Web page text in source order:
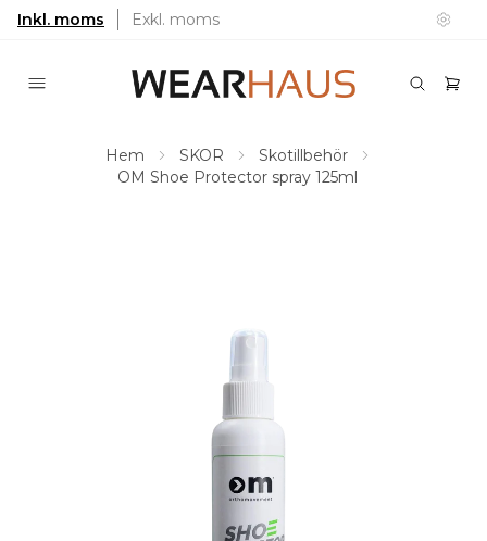
Inkl. moms Exkl. moms
Hem SKOR
Skotillbehör
OM Shoe Protector spray 125ml